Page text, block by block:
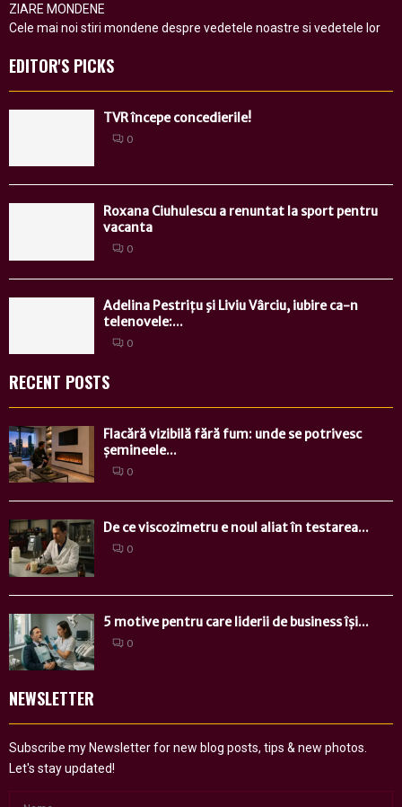
ZIARE MONDENE
Cele mai noi stiri mondene despre vedetele noastre si vedetele lor
EDITOR'S PICKS
TVR începe concedierile!
0
Roxana Ciuhulescu a renuntat la sport pentru
vacanta
0
Adelina Pestrițu şi Liviu Vârciu, iubire ca-n
telenovele:...
0
RECENT POSTS
Flacără vizibilă fără fum: unde se potrivesc
șemineele...
0
De ce viscozimetru e noul aliat în testarea...
0
5 motive pentru care liderii de business își...
0
NEWSLETTER
Subscribe my Newsletter for new blog posts, tips & new photos.
Let's stay updated!